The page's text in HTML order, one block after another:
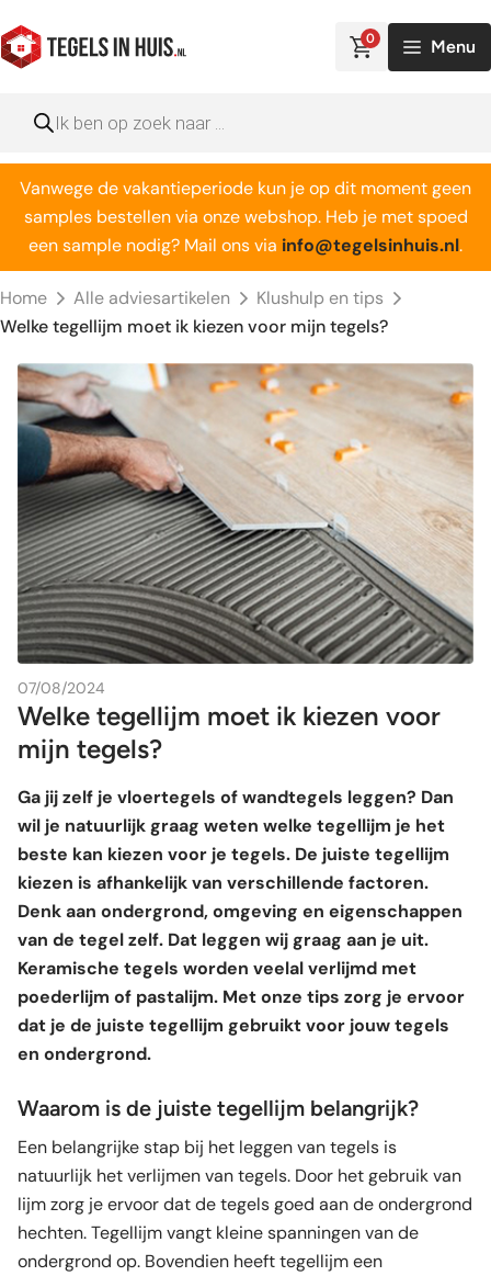
naar
de
0 Menu
zoeken
Vanwege de vakantieperiode kun je op dit moment geen
samples bestellen via onze webshop. Heb je met spoed
een sample nodig? Mail ons via info@tegelsinhuis.nl.
Home Alle adviesartikelen
Klushulp en tips
Welke tegellijm moet ik kiezen voor mijn tegels?
07/08/2024
Welke tegellijm moet ik kiezen voor
mijn tegels?
Ga jij zelf je vloertegels of wandtegels leggen? Dan
wil je natuurlijk graag weten welke tegellijm je het
beste kan kiezen voor je tegels. De juiste tegellijm
kiezen is afhankelijk van verschillende factoren.
Denk aan ondergrond, omgeving en eigenschappen
van de tegel zelf. Dat leggen wij graag aan je uit.
Keramische tegels worden veelal verlijmd met
poederlijm of pastalijm. Met onze tips zorg je ervoor
dat je de juiste tegellijm gebruikt voor jouw tegels
en ondergrond.
Waarom is de juiste tegellijm belangrijk?
Een belangrijke stap bij het leggen van tegels is
natuurlijk het verlijmen van tegels. Door het gebruik van
lijm zorg je ervoor dat de tegels goed aan de ondergrond
hechten. Tegellijm vangt kleine spanningen van de
ondergrond op. Bovendien heeft tegellijm een